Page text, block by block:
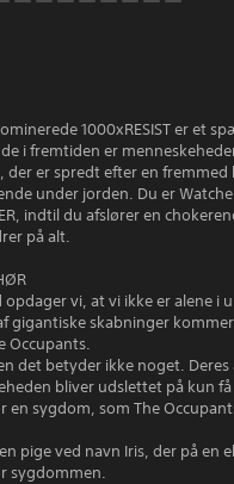
1000xRESIST er et
i fremtiden er
der er spredt efter en
under jorden. Du er
indtil du afslører en
på alt.
vi, at vi ikke er alene i
gigantiske skabninger
Occupants.
det betyder ikke noget.
bliver udslettet på kun
en sygdom, som The
pige ved navn Iris, der på en
sygdommen.